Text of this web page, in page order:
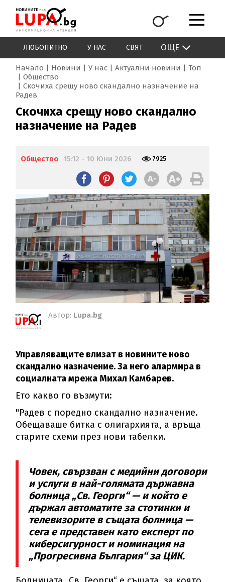
ЛЮБОПИТНО У НАС СВЯТ ОЩЕ
Начало Новини У нас Актуални новини
Топ
Общество
Скочиха срещу ново скандално назначение на
Радев
Скочиха срещу ново скандално
назначение на Радев
Общество 15:12 - 10 Юни 2026 7925
Автор: Lupa.bg
Управляващите влизат в новините ново
скандално назначение. За него алармира в
социалната мрежа Михал Камбарев.
Ето какво го възмути:
"Радев с поредно скандално назначение.
Обещаваше битка с олигархията, а връща
старите схеми през нови табелки.
Човек, свързван с медийни договори
и услуги в най-голямата държавна
болница „Св. Георги“ — и който е
държал автоматите за стотинки и
телевизорите в същата болница —
сега е представен като експерт по
киберсигурност и номинация на
„Прогресивна България“ за ЦИК.